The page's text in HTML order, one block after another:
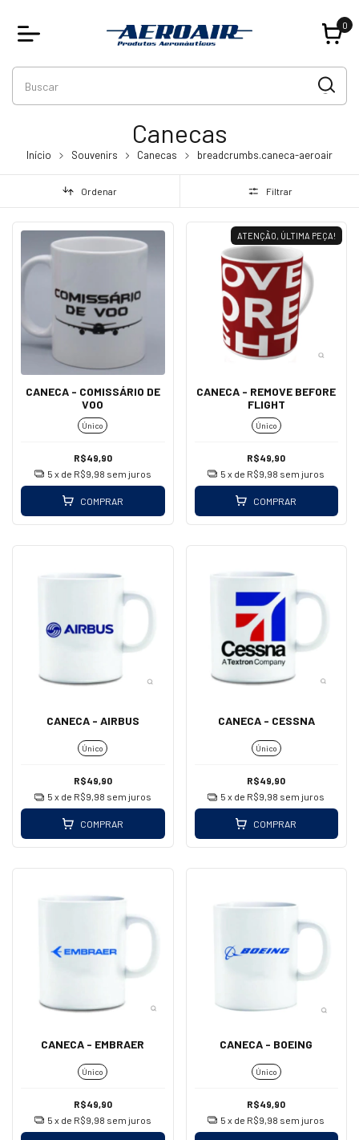
0
Canecas
Início Souvenirs Canecas breadcrumbs.caneca-aeroair
Ordenar Filtrar
CANECA - COMISSÁRIO DE
VOO
Único
R$49,90
5 x de R$9,98 sem juros
COMPRAR
ATENÇÃO, ÚLTIMA PEÇA!
CANECA - REMOVE BEFORE
FLIGHT
Único
R$49,90
5 x de R$9,98 sem juros
COMPRAR
CANECA - AIRBUS
Único
R$49,90
5 x de R$9,98 sem juros
COMPRAR
CANECA - CESSNA
Único
R$49,90
5 x de R$9,98 sem juros
COMPRAR
CANECA - EMBRAER
Único
R$49,90
5 x de R$9,98 sem juros
CANECA - BOEING
Único
R$49,90
5 x de R$9,98 sem juros